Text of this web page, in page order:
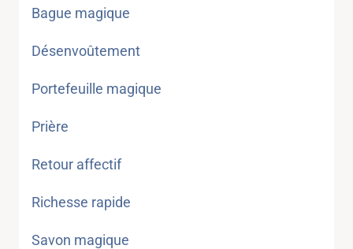
Bague magique
Désenvoûtement
Portefeuille magique
Prière
Retour affectif
Richesse rapide
Savon magique